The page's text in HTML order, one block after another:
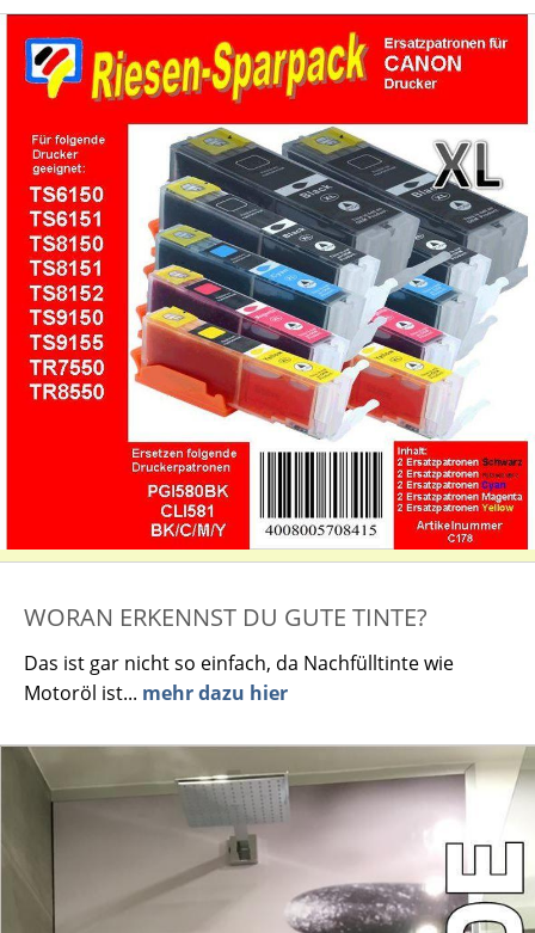
WORAN ERKENNST DU GUTE TINTE?
Das ist gar nicht so einfach, da Nachfülltinte wie
Motoröl ist... mehr dazu hier